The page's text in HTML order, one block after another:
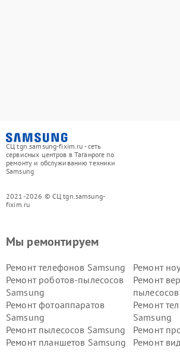
СЦ tgn.samsung-fixim.ru - сеть
сервисных центров в Таганроге по
ремонту и обслуживанию техники
Samsung
2021-2026 © СЦ tgn.samsung-
fixim.ru
Мы ремонтируем
Ремонт телефонов Samsung
Ремонт
Ремонт роботов-пылесосов
Samsung
Ремонт
Ремонт фотоаппаратов
Samsung
Ремонт
Samsung
Ремонт пылесосов Samsung
Ремонт
Ремонт планшетов Samsung
Ремонт